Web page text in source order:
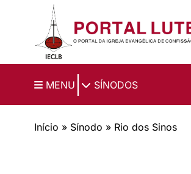
Ir para o conteúdo principal
MENU SÍNODOS
Início » Sínodo » Rio dos Sinos